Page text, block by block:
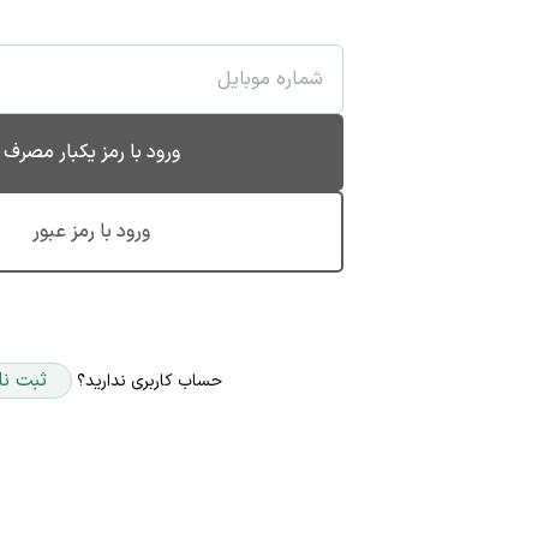
ورود با رمز یکبار مصرف
ورود با رمز عبور
حساب کاربری ندارید؟ ثبت